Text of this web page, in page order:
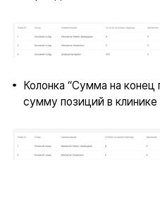
Колонка “Сумма на
сумму позиций в